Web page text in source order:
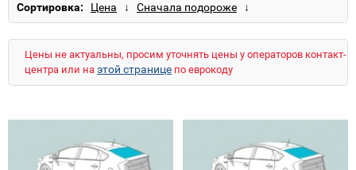
Сортировка:
Цены не актуальны, просим уточнять цены у операторов контакт-
центра или на этой странице по еврокоду